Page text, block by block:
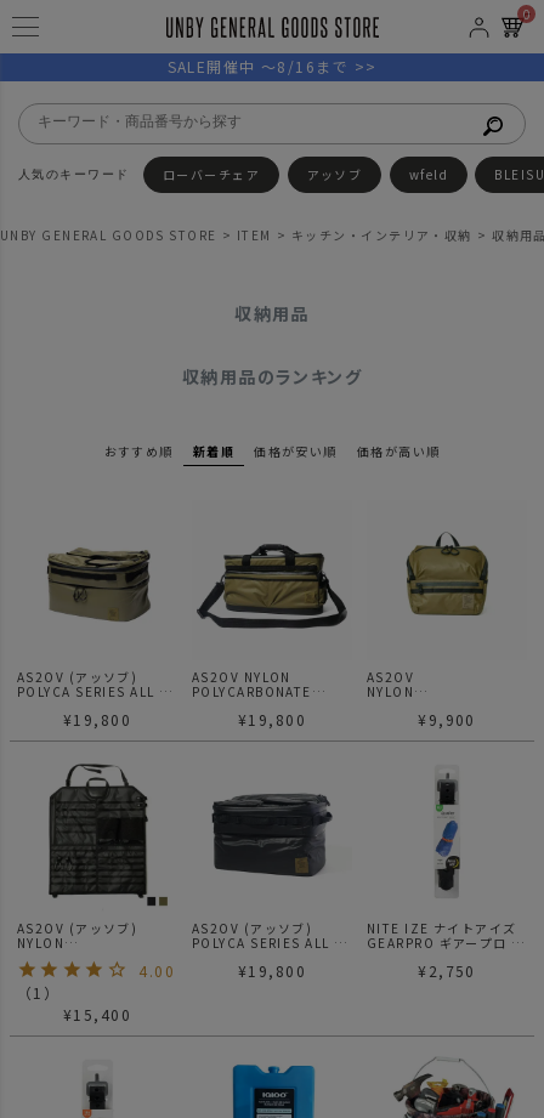
0
SALE開催中 ～8/16まで >>
ローバーチェア アッソブ wfeld
UNBY GENERAL GOODS STORE ITEM キッチン・インテリア・収納 収納用
収納用品
収納用品のランキング
おすすめ順 新着順 価格が安い順 価格が高い順
AS2OV (アッソブ)
POLYCA SERIES ALL IN
¥19,800
AS2OV NYLON
POLYCARBONATE
ルームコンテナ KHAKI
¥19,800
AS2OV
NYLON
SPICE BOX スパイスボ
¥ 9,900
AS2OV (アッソブ)
NYLON
POLYCARBONATE
MULTI WALL POCKET
ウォールポケット
4.00
（1 ）
¥15,400
AS2OV (アッソブ)
POLYCA SERIES ALL IN
ック ディッシュケース
¥19,800
NITE IZE ナイトアイズ
GEARPRO ギアープロ ユ
プ 24インチ 61cm
¥ 2,750